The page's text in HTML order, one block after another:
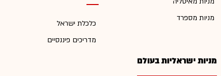
מניות מספרד
מניות ישראליות בעולם
כלכלת ישראל
מדריכים פיננסיים